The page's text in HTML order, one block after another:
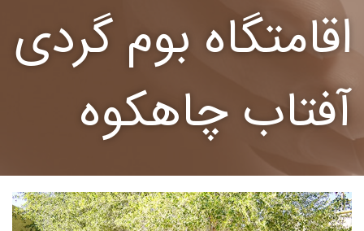
اقامتگاه بوم گردی
آفتاب چاهکوه